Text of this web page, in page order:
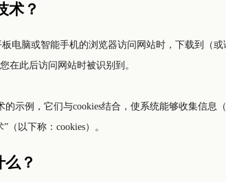
术？
板电脑或智能手机的浏览器访问网站时，下载到
在此后访问网站时被识别到。
（以下称：cookies）。
么？